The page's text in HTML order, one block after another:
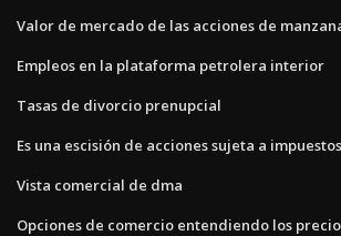
Valor de mercado de las acciones de
Empleos en la plataforma petrolera interior
Tasas de divorcio prenupcial
Es una escisión de acciones sujeta a impuestos
Vista comercial de dma
Opciones de comercio entendiendo los